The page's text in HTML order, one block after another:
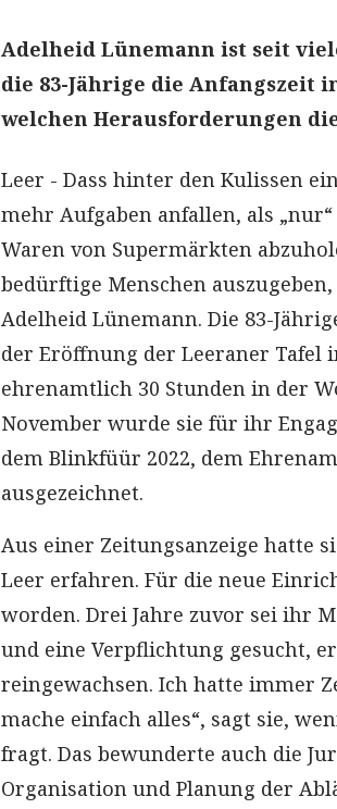
Adelheid Lünemann ist seit
die 83-Jährige die
welchen Herausforderungen
Leer - Dass hinter den Kulissen
mehr Aufgaben anfallen, als
Waren von Supermärkten
bedürftige Menschen
Adelheid Lünemann. Die 83-
der Eröffnung der Leeraner Tafel
ehrenamtlich 30 Stunden in der
November wurde sie für ihr
dem Blinkfüür 2022, dem
ausgezeichnet.
Aus einer Zeitungsanzeige hatte
Leer erfahren. Für die neue
worden. Drei Jahre zuvor sei ihr
und eine Verpflichtung gesucht,
reingewachsen. Ich hatte immer
mache einfach alles“, sagt sie,
fragt. Das bewunderte auch die
Organisation und Planung der